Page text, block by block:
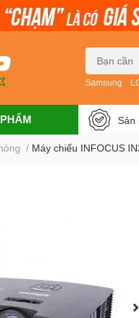
Samsung
Sản
/ Máy chiếu INFOCUS